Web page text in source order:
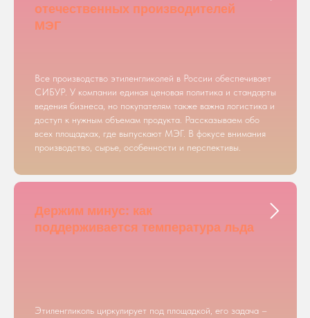
отечественных производителей
МЭГ
Все производство этиленгликолей в России обеспечивает
СИБУР. У компании единая ценовая политика и стандарты
ведения бизнеса, но покупателям также важна логистика и
доступ к нужным объемам продукта. Рассказываем обо
всех площадках, где выпускают МЭГ. В фокусе внимания
производство, сырье, особенности и перспективы.
Держим минус: как
поддерживается температура льда
Этиленгликоль циркулирует под площадкой, его задача –